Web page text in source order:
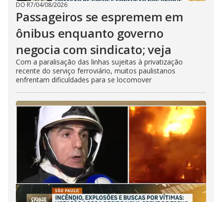
DO R7/04/08/2026
Passageiros se espremem em
ônibus enquanto governo
negocia com sindicato; veja
Com a paralisação das linhas sujeitas à privatização
recente do serviço ferroviário, muitos paulistanos
enfrentam dificuldades para se locomover